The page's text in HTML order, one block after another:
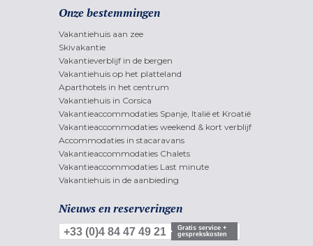
Onze bestemmingen
Vakantiehuis aan zee
Skivakantie
Vakantieverblijf in de bergen
Vakantiehuis op het platteland
Aparthotels in het centrum
Vakantiehuis in Corsica
Vakantieaccommodaties Spanje, Italië et Kroatië
Vakantieaccommodaties weekend & kort verblijf
Accommodaties in stacaravans
Vakantieaccommodaties Chalets
Vakantieaccommodaties Last minute
Vakantiehuis in de aanbieding
Nieuws en reserveringen
+33 (0)4 84 47 49 21
Gratis service +
gesprekskosten